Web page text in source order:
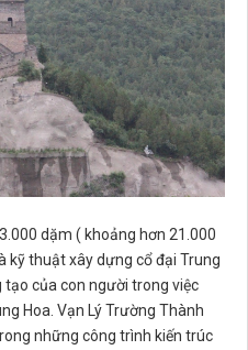
dặm ( khoảng hơn 21.000
kỹ thuật xây dựng cổ đại Trung
tạo của con người trong việc
Hoa. Vạn Lý Trường Thành
những công trình kiến trúc